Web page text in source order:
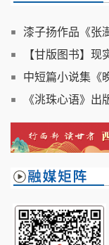
漆子扬作品《张
【甘版图书】现
中短篇小说集《
《洮珠心语》出